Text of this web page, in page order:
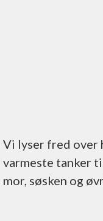
Vi lyser fred over
varmeste tanker
mor,